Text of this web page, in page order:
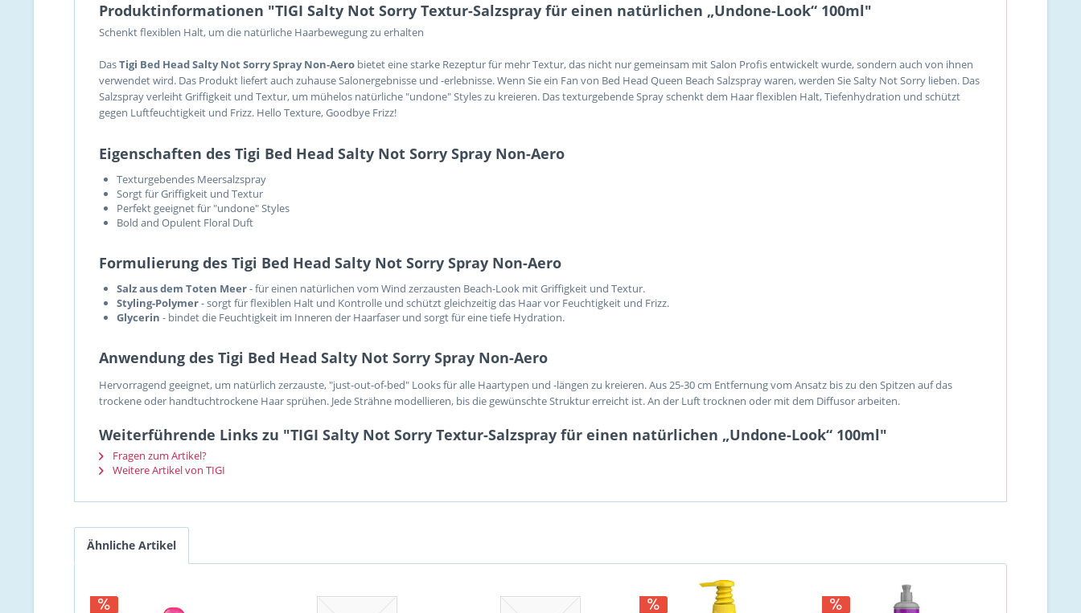
Produktinformationen "TIGI Salty Not Sorry Textur-Salzspray für einen natürlichen „Undone-Look“ 100ml"
Schenkt flexiblen Halt, um die natürliche Haarbewegung zu erhalten
DasTigi Bed Head Salty Not Sorry Spray Non-Aero bietet eine starke Rezeptur für mehr Textur, das nicht nur gemeinsam mit Salon Profis entwickelt wurde, sondern auch von ihnen
verwendet wird. Das Produkt liefert auch zuhause Salonergebnisse und -erlebnisse. Wenn Sie ein Fan von Bed Head Queen Beach Salzspray waren, werden Sie Salty Not Sorry lieben. Das
Salzspray verleiht Griffigkeit und Textur, um mühelos natürliche "undone" Styles zu kreieren. Das texturgebende Spray schenkt dem Haar flexiblen Halt, Tiefenhydration und schützt
gegen Luftfeuchtigkeit und Frizz. Hello Texture, Goodbye Frizz!
Eigenschaften des Tigi Bed Head Salty Not Sorry Spray Non-Aero
Texturgebendes Meersalzspray
Sorgt für Griffigkeit und Textur
Perfekt geeignet für "undone" Styles
Bold and Opulent Floral Duft
Formulierung des Tigi Bed Head Salty Not Sorry Spray Non-Aero
Salz aus dem Toten Meer- für einen natürlichen vom Wind zerzausten Beach-Look mit Griffigkeit und Textur.
Styling-Polymer- sorgt für flexiblen Halt und Kontrolle und schützt gleichzeitig das Haar vor Feuchtigkeit und Frizz.
Glycerin - bindet die Feuchtigkeit im Inneren der Haarfaser und sorgt für eine tiefe Hydration.
Anwendung des Tigi Bed Head Salty Not Sorry Spray Non-Aero
Hervorragend geeignet, um natürlich zerzauste, "just-out-of-bed" Looks für alle Haartypen und -längen zu kreieren. Aus 25-30 cm Entfernung vom Ansatz bis zu den Spitzen auf das
trockene oder handtuchtrockene Haar sprühen. Jede Strähne modellieren, bis die gewünschte Struktur erreicht ist. An der Luft trocknen oder mit dem Diffusor arbeiten.
Weiterführende Links zu "TIGI Salty Not Sorry Textur-Salzspray für einen natürlichen „Undone-Look“ 100ml"
Fragen zum Artikel?
Weitere Artikel von TIGI
Ähnliche Artikel